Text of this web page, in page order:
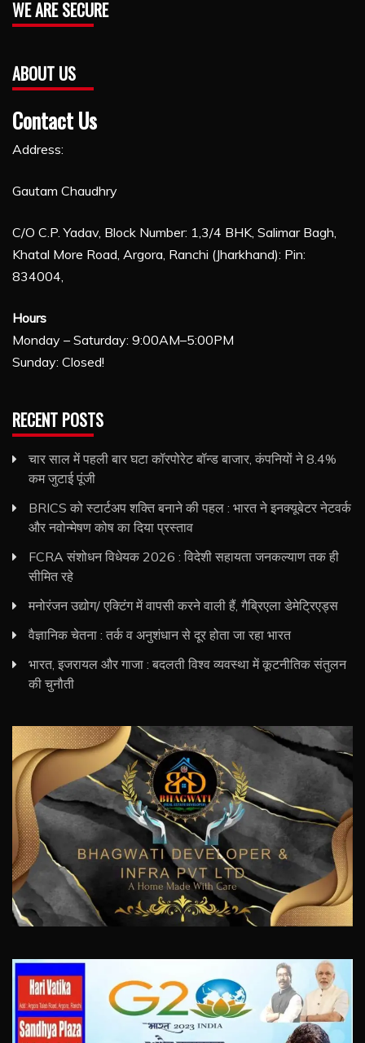
WE ARE SECURE
ABOUT US
Contact Us
Address:
Gautam Chaudhry
C/O C.P. Yadav, Block Number: 1,3/4 BHK, Salimar Bagh,
Khatal More Road, Argora, Ranchi (Jharkhand): Pin:
834004,
Hours
Monday – Saturday: 9:00AM–5:00PM
Sunday: Closed!
RECENT POSTS
चार साल में पहली बार घटा कॉरपोरेट बॉन्ड बाजार, कंपनियों ने 8.4%
कम जुटाई पूंजी
BRICS को स्टार्टअप शक्ति बनाने की पहल : भारत ने इनक्यूबेटर नेटवर्क
और नवोन्मेषण कोष का दिया प्रस्ताव
FCRA संशोधन विधेयक 2026 : विदेशी सहायता जनकल्याण तक ही
सीमित रहे
मनोरंजन उद्योग/ एक्टिंग में वापसी करने वाली हैं, गैब्रिएला डेमेट्रिएड्स
वैज्ञानिक चेतना : तर्क व अनुशंधान से दूर होता जा रहा भारत
भारत, इजरायल और गाजा : बदलती विश्व व्यवस्था में कूटनीतिक संतुलन
की चुनौती